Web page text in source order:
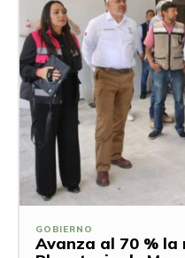
GOBIERNO
Avanza al 70 % la